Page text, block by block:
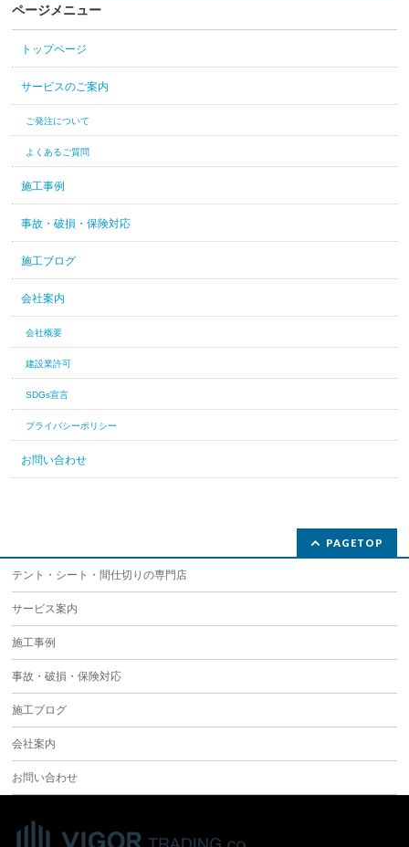
ページメニュー
トップページ
サービスのご案内
ご発注について
よくあるご質問
施工事例
事故・破損・保険対応
施工ブログ
会社案内
会社概要
建設業許可
SDGs宣言
プライバシーポリシー
お問い合わせ
PAGETOP
テント・シート・間仕切りの専門店
サービス案内
施工事例
事故・破損・保険対応
施工ブログ
会社案内
お問い合わせ